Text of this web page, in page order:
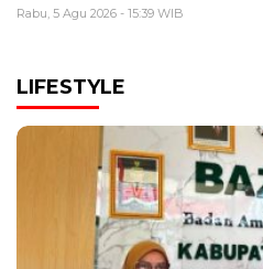
Rabu, 5 Agu 2026 - 15:39 WIB
LIFESTYLE